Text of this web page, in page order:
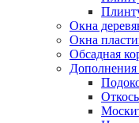
Окна
Окна
Обсадная